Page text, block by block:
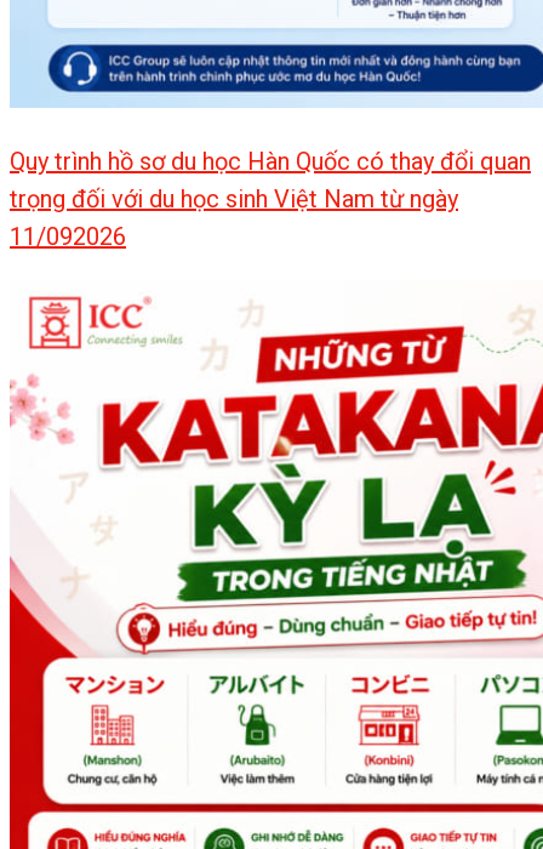
Quy trình hồ sơ du học Hàn Quốc có thay đổi quan
trọng đối với du học sinh Việt Nam từ ngày
11/092026